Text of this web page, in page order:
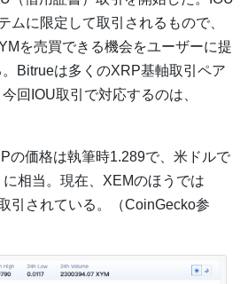
ムに限定して取引されるもので、
を売買できる機会をユーザーに提
Bitrueは多くのXRP基軸取引ペア
回IOU取引で対応するのは、
の価格は執筆時1.289で、米ドルで
相当。現在、XEMのほうでは
引されている。（CoinGecko参